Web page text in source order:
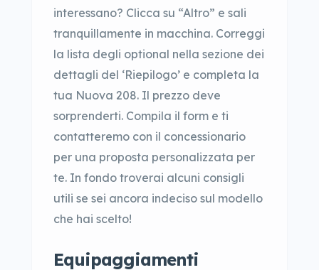
interessano? Clicca su “Altro” e sali
tranquillamente in macchina. Correggi
la lista degli optional nella sezione dei
dettagli del ‘Riepilogo’ e completa la
tua Nuova 208. Il prezzo deve
sorprenderti. Compila il form e ti
contatteremo con il concessionario
per una proposta personalizzata per
te. In fondo troverai alcuni consigli
utili se sei ancora indeciso sul modello
che hai scelto!
Equipaggiamenti